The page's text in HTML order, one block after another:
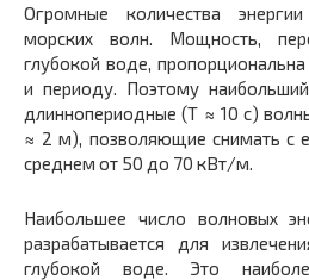
Огромные количества
морских волн. Мощность,
глубокой воде,
и периоду. Поэтому
длиннопериодные (T ≈ 10 с)
≈ 2 м), позволяющие снимать с
среднем от 50 до 70 кВт/м.
Наибольшее число волновых
разрабатывается для
глубокой воде. Это